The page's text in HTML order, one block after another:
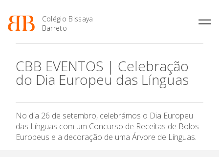
Colégio Bissaya
Barreto
Projeto Educativo
Organização
Colaboradores Não
Docentes
Instalações
Oferta Formativa
Enriquecimento Curricular
Oferta Curricular
Sala de Estudo
Atividades de Interrupção
Ensino Profissional
Profissionais
Matrículas
Termalismo
Curso de Técnico/a de Apoio
à Família e à Comunidade
2027
Calendários
de Educação
SIGE
Secretariado de Exames
CBB EVENTOS | Celebração
do Dia Europeu das Línguas
No dia 26 de setembro, celebrámos o Dia Europeu
das Línguas com um Concurso de Receitas de Bolos
Europeus e a decoração de uma Árvore de Línguas.